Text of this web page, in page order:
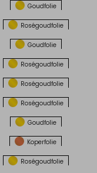
Goudfolie
Roségoudfolie
Goudfolie
Roségoudfolie
Roségoudfolie
Roségoudfolie
Goudfolie
Koperfolie
Roségoudfolie